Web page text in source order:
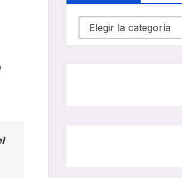
Categorías